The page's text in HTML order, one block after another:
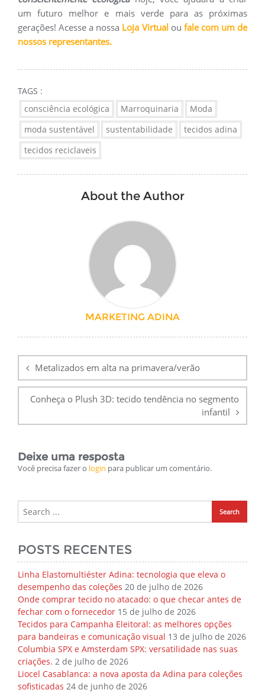
um futuro melhor e mais verde para as próximas
gerações! Acesse a nossa Loja Virtual ou fale com um de
nossos representantes.
TAGS :
consciência ecológica
Marroquinaria
Moda
moda sustentável
sustentabilidade
tecidos adina
tecidos reciclaveis
About the Author
MARKETING ADINA
de
PostMetalizados em alta na primavera/verão
Conheça o Plush 3D: tecido tendência no segmento
infantil
Deixe uma resposta
Você precisa fazer o login para publicar um comentário.
POSTS RECENTES
Linha Elastomultiéster Adina: tecnologia que eleva o
desempenho das coleções 20 de julho de 2026
Onde comprar tecido no atacado: o que checar antes de
fechar com o fornecedor 15 de julho de 2026
Tecidos para Campanha Eleitoral: as melhores opções
para bandeiras e comunicação visual 13 de julho de 2026
Columbia SPX e Amsterdam SPX: versatilidade nas suas
criações. 2 de julho de 2026
Liocel Casablanca: a nova aposta da Adina para coleções
sofisticadas 24 de junho de 2026